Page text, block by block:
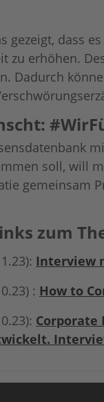
gezeigt, dass
zu erhöhen.
Dadurch
soll, will
gemeinsam
zum
Interview
: How to
Corporate